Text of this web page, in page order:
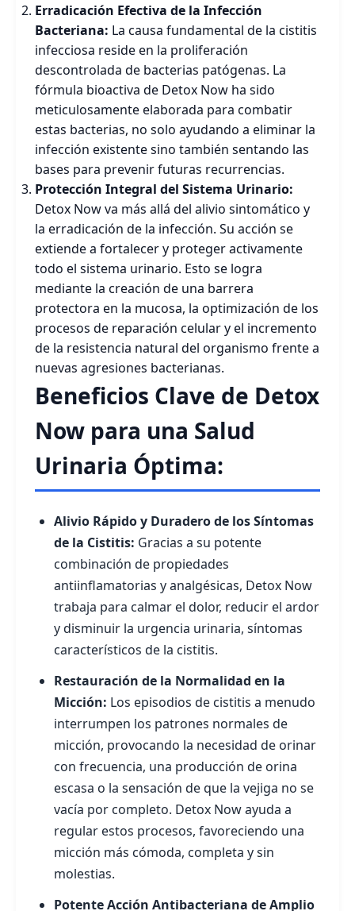
Erradicación Efectiva de la Infección
Bacteriana: La causa fundamental de la cistitis
infecciosa reside en la proliferación
descontrolada de bacterias patógenas. La
fórmula bioactiva de Detox Now ha sido
meticulosamente elaborada para combatir
estas bacterias, no solo ayudando a eliminar la
infección existente sino también sentando las
bases para prevenir futuras recurrencias.
Protección Integral del Sistema Urinario:
Detox Now va más allá del alivio sintomático y
la erradicación de la infección. Su acción se
extiende a fortalecer y proteger activamente
todo el sistema urinario. Esto se logra
mediante la creación de una barrera
protectora en la mucosa, la optimización de los
procesos de reparación celular y el incremento
de la resistencia natural del organismo frente a
nuevas agresiones bacterianas.
Beneficios Clave de Detox
Now para una Salud
Urinaria Óptima:
Alivio Rápido y Duradero de los Síntomas
de la Cistitis: Gracias a su potente
combinación de propiedades
antiinflamatorias y analgésicas, Detox Now
trabaja para calmar el dolor, reducir el ardor
y disminuir la urgencia urinaria, síntomas
característicos de la cistitis.
Restauración de la Normalidad en la
Micción: Los episodios de cistitis a menudo
interrumpen los patrones normales de
micción, provocando la necesidad de orinar
con frecuencia, una producción de orina
escasa o la sensación de que la vejiga no se
vacía por completo. Detox Now ayuda a
regular estos procesos, favoreciendo una
micción más cómoda, completa y sin
molestias.
Potente Acción Antibacteriana de Amplio